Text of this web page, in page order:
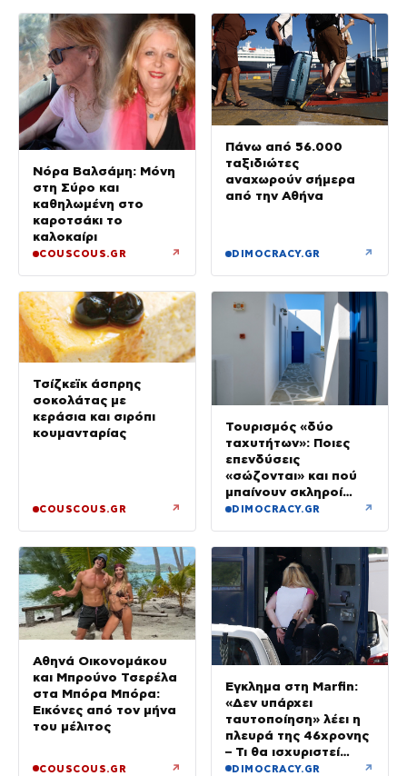
Νόρα Βαλσάμη: Μόνη
στη Σύρο και
καθηλωμένη στο
καροτσάκι το
καλοκαίρι
COUSCOUS.GR ↗
Πάνω από 56.000
ταξιδιώτες
αναχωρούν σήμερα
από την Αθήνα
DIMOCRACY.GR ↗
Τσίζκεϊκ άσπρης
σοκολάτας με
κεράσια και σιρόπι
κουμανταρίας
COUSCOUS.GR ↗
Τουρισμός «δύο
ταχυτήτων»: Ποιες
επενδύσεις
«σώζονται» και πού
μπαίνουν σκληροί
περιορισμοί
DIMOCRACY.GR ↗
Αθηνά Οικονομάκου
και Μπρούνο Τσερέλα
στα Μπόρα Μπόρα:
Εικόνες από τον μήνα
του μέλιτος
COUSCOUS.GR ↗
Έγκλημα στη Marfin:
«Δεν υπάρχει
ταυτοποίηση» λέει η
πλευρά της 46χρονης
– Τι θα ισχυριστεί
στην απολογία της
DIMOCRACY.GR ↗